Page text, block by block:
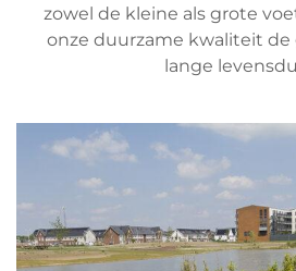
zowel de kleine als grote
onze duurzame kwaliteit de
lange